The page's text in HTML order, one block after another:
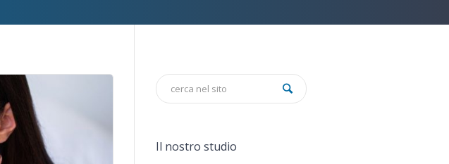
Il nostro studio